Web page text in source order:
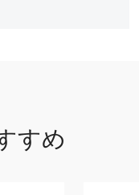
すめ